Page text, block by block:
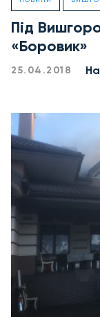
Під
«Боровик»
25.04.2018